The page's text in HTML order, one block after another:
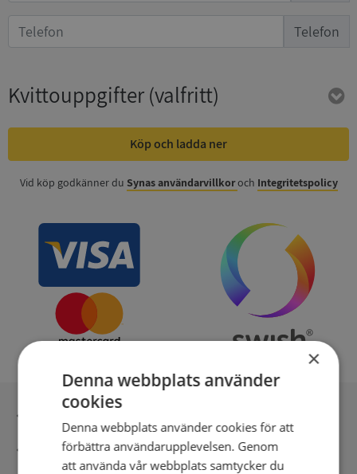
Telefon
Kvittouppgifter(valfritt)
Köp och ladda ner
Vid köp godkänner du Synas användarvillkoroch Integritetspolicy
Säker betalning med stripe
×
Denna webbplats använder
cookies
Denna webbplats använder cookies för att
förbättra användarupplevelsen. Genom
att använda vår webbplats samtycker du